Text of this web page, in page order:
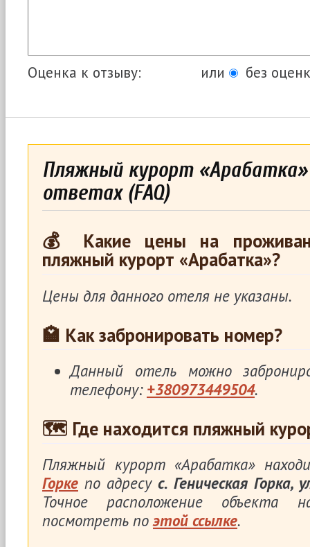
Оценка к отзыву: или без
Пляжный курорт «Арабатка»
ответах (FAQ)
💰 Какие цены на
пляжный курорт «Арабатка»?
Цены для данного отеля не указаны.
🏩 Как забронировать номер?
Данный отель можно
телефону: +380973449504.
🗺 Где находится пляжный
Пляжный курорт «Арабатка»
Горке по адресус. Геническая Горка,
Точное расположение объекта
посмотреть поэтой ссылке.